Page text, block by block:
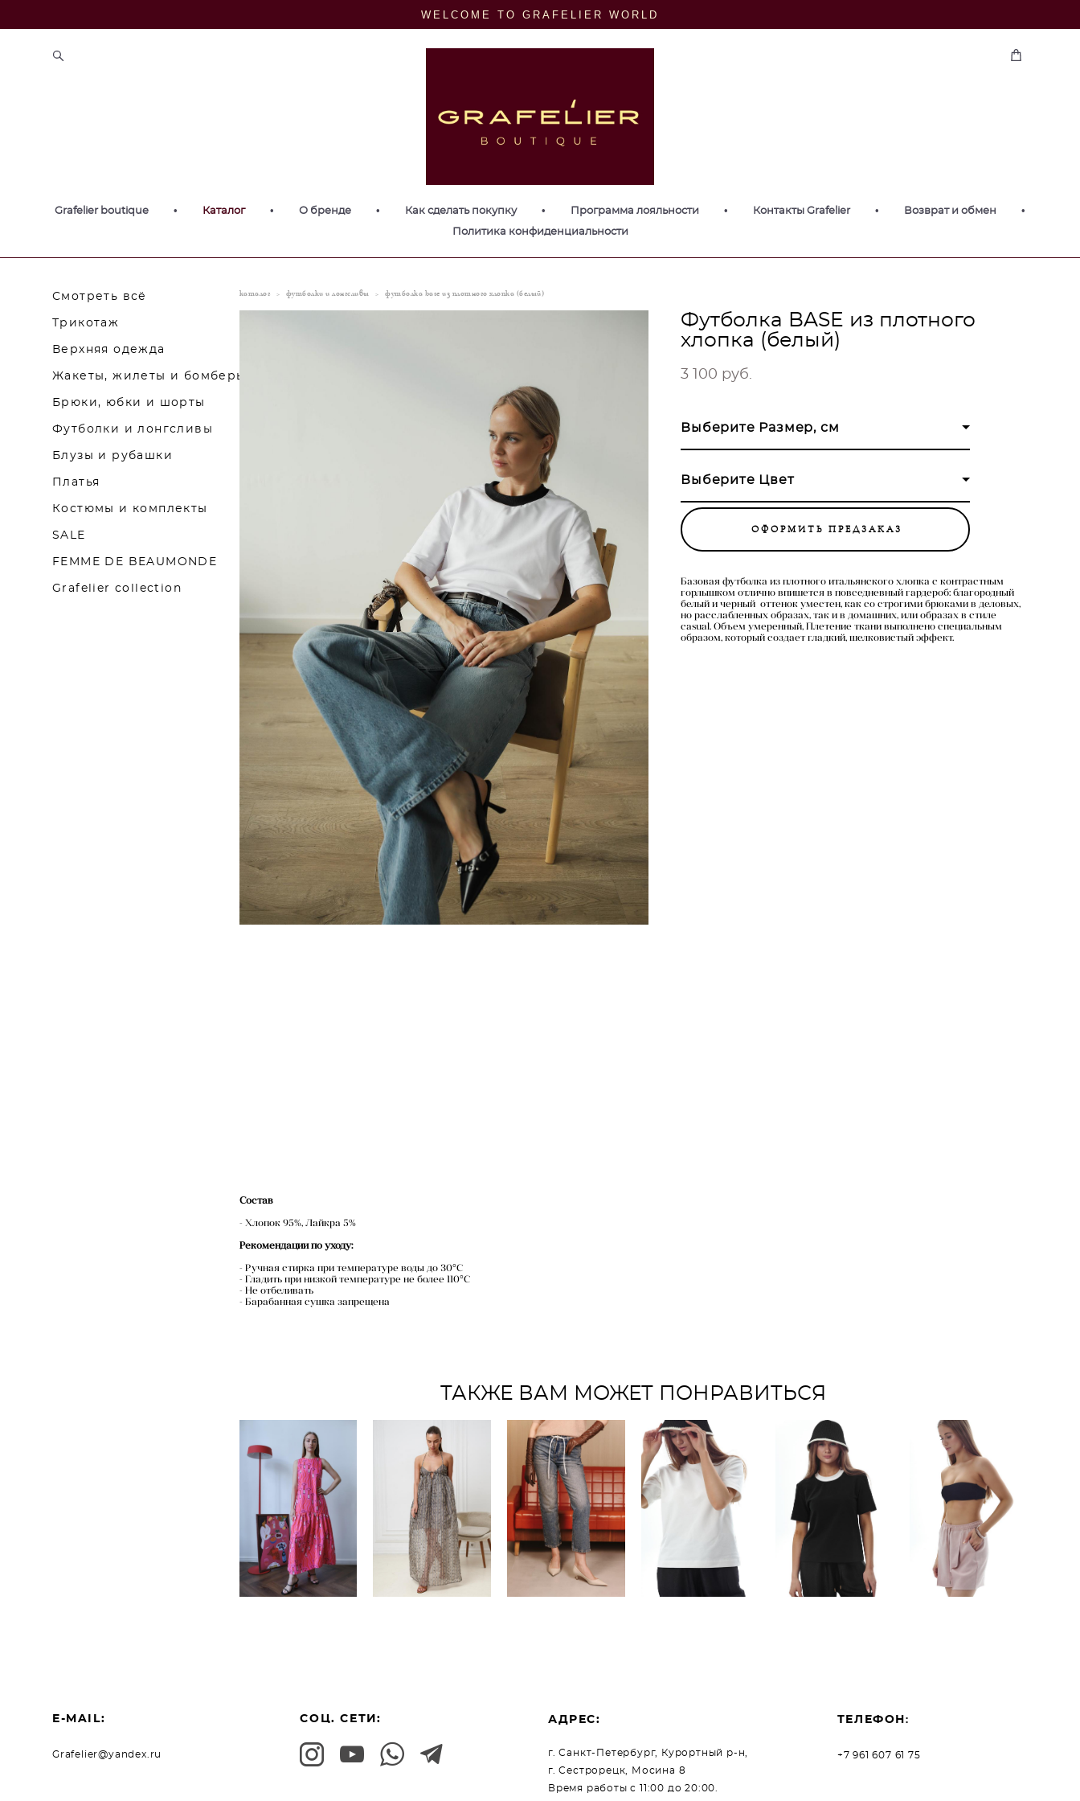
WELCOME TO GRAFELIER WORLD
Grafelier boutique • Каталог • О бренде • Как сделать покупку • Программа лояльности • Контакты Grafelier • Возврат и обмен
•
Политика конфиденциальности
Смотреть всё
Трикотаж
Верхняя одежда
Жакеты, жилеты и бомберы
Брюки, юбки и шорты
Футболки и лонгсливы
Блузы и рубашки
Платья
Костюмы и комплекты
SALE
FEMME DE BEAUMONDE
Grafelier collection
каталог > футболки и лонгсливы > футболка base из плотного хлопка (белый)
Футболка BASE из плотного
хлопка (белый)
3 100 pуб.
Выберите Размер, см
Выберите Цвет
ОФОРМИТЬ ПРЕДЗАКАЗ
Базовая футболка из плотного итальянского хлопка с контрастным
горлышком отлично впишется в повседневный гардероб: благородный
белый и черный оттенок уместен, как со строгими брюками в деловых,
но расслабленных образах, так и в домашних, или образах в стиле
casual. Объем умеренный, Плетение ткани выполнено специальным
образом, который создает гладкий, шелковистый эффект.
Состав
- Хлопок 95%, Лайкра 5%
Рекомендации по уходу:
- Ручная стирка при температуре воды до 30°C
- Гладить при низкой температуре не более 110°C
- Не отбеливать
- Барабанная сушка запрещена
ТАКЖЕ ВАМ МОЖЕТ ПОНРАВИТЬСЯ
Платье ярко-
розовое
Lipsticks из
хлопка
Valentino
14 900 pуб.
Платье из
шелковой
органзы с
вышивкой
BULKA Light
15 900 pуб.
Джинсы
Straight Slim
493
7 900 pуб.
3 950 pуб.
Футболка GR
Classic |
Классика
белая
Футболка GR
Classic |
Классика
горлышком
4 200 pуб.
Шорты Rosie
| Роузи
6 300 pуб.
E-MAIL:
Grafelier@yandex.ru
СОЦ. СЕТИ: АДРЕС:
г. Санкт-Петербург, Курортный р-н,
г. Сестрорецк, Мосина 8
Время работы с 11:00 до 20:00.
ТЕЛЕФОН:
+7 961 607 61 75